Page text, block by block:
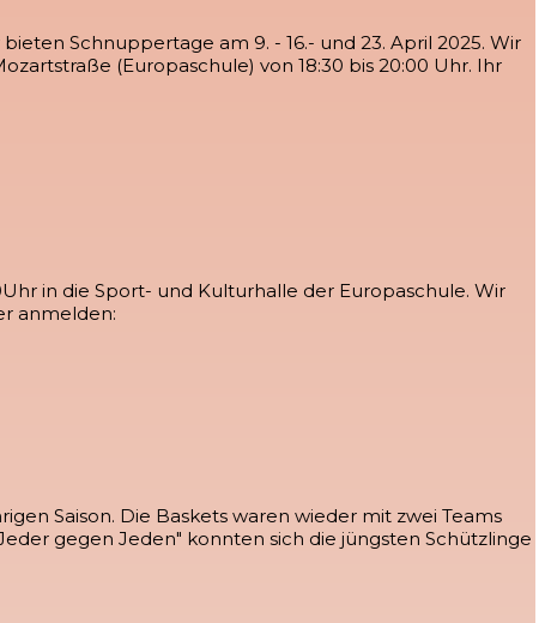
Schnuppertage am 9. - 16.- und 23. April 2025. Wir
(Europaschule) von 18:30 bis 20:00 Uhr. Ihr
in die Sport- und Kulturhalle der Europaschule. Wir
anmelden:
Saison. Die Baskets waren wieder mit zwei Teams
gegen Jeden" konnten sich die jüngsten Schützlinge